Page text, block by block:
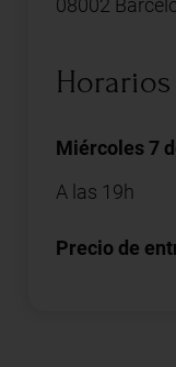
08002
Horarios
Miércoles 7
A las 19h
Precio de